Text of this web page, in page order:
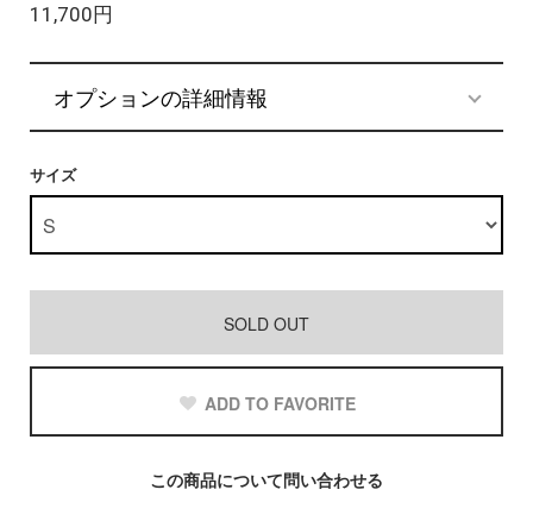
11,700円
オプションの詳細情報
サイズ
SOLD OUT
ADD TO FAVORITE
この商品について問い合わせる